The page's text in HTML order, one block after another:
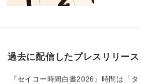
過去に配信したプレスリリース
『セイコー時間白書2026』時間は「タ